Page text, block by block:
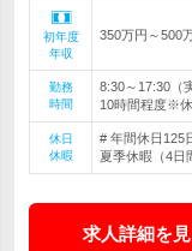
初年度
年収
350万円～500
勤務
時間
8:30～17:30（
10時間程度※
休日
休暇
# 年間休日125
夏季休暇（4日
求人詳細を